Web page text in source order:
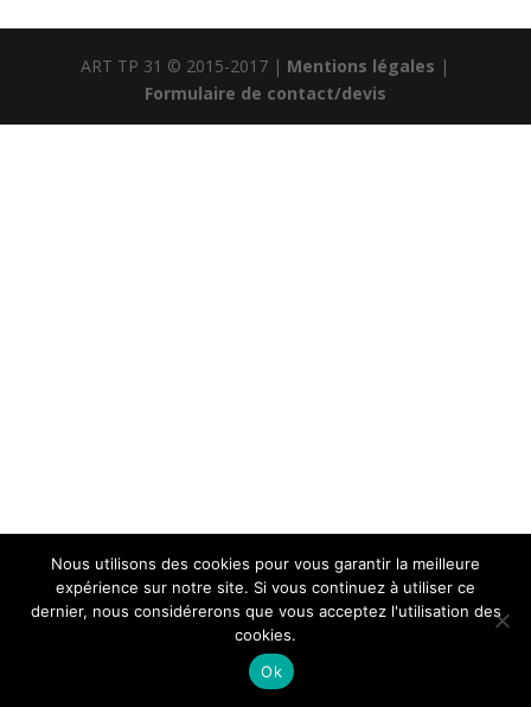
ART TP 31 © 2015-2017 | Mentions légales |
Formulaire de contact/devis
Nous utilisons des cookies pour vous garantir la meilleure
expérience sur notre site. Si vous continuez à utiliser ce
dernier, nous considérerons que vous acceptez l'utilisation des
cookies.
Ok